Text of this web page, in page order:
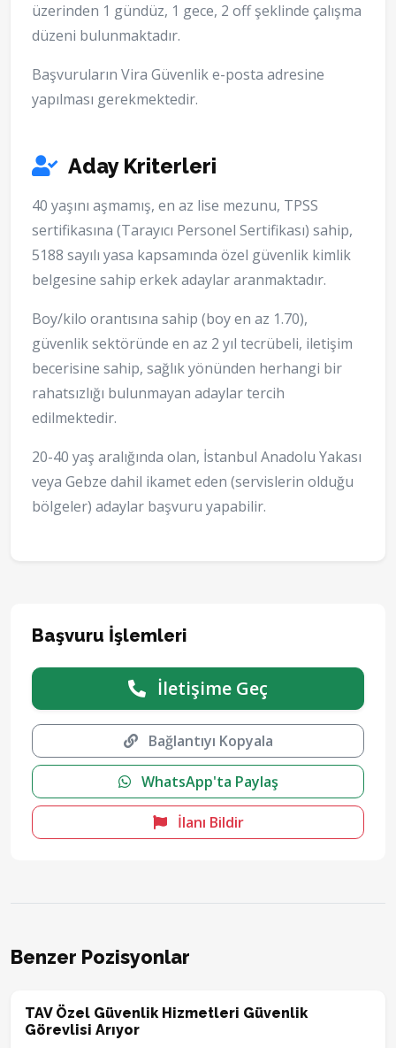
üzerinden 1 gündüz, 1 gece, 2 off şeklinde çalışma
düzeni bulunmaktadır.
Başvuruların Vira Güvenlik e-posta adresine
yapılması gerekmektedir.
Aday Kriterleri
40 yaşını aşmamış, en az lise mezunu, TPSS
sertifikasına (Tarayıcı Personel Sertifikası) sahip,
5188 sayılı yasa kapsamında özel güvenlik kimlik
belgesine sahip erkek adaylar aranmaktadır.
Boy/kilo orantısına sahip (boy en az 1.70),
güvenlik sektöründe en az 2 yıl tecrübeli, iletişim
becerisine sahip, sağlık yönünden herhangi bir
rahatsızlığı bulunmayan adaylar tercih
edilmektedir.
20-40 yaş aralığında olan, İstanbul Anadolu Yakası
veya Gebze dahil ikamet eden (servislerin olduğu
bölgeler) adaylar başvuru yapabilir.
Başvuru İşlemleri
İletişime Geç
Bağlantıyı Kopyala
WhatsApp'ta Paylaş
İlanı Bildir
Benzer Pozisyonlar
TAV Özel Güvenlik Hizmetleri Güvenlik
Görevlisi Arıyor